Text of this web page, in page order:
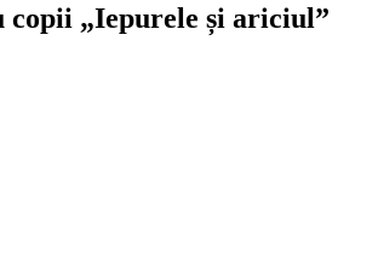
copii „Iepurele și ariciul”